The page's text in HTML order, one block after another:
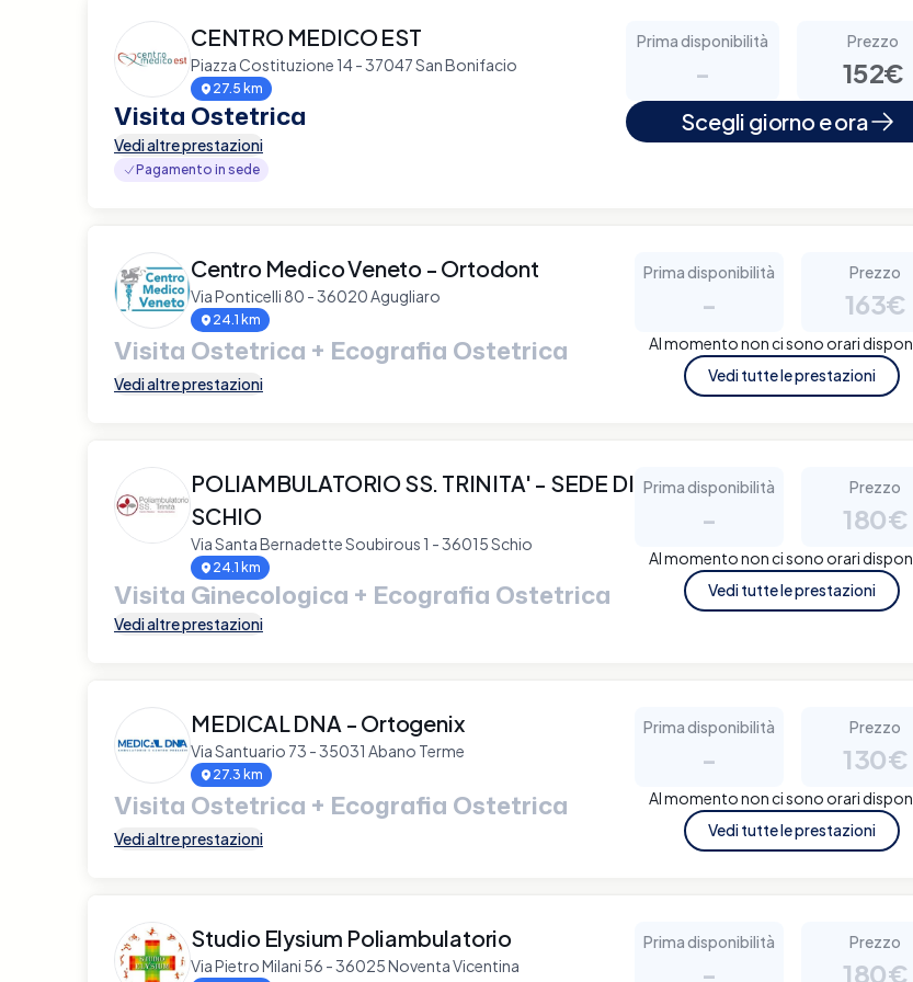
CENTRO MEDICO EST
Piazza Costituzione 14 - 37047 San Bonifacio
27.5 km
Visita Ostetrica
Vedi altre prestazioni
Pagamento in sede
Prima disponibilità
-
Prezzo
152€
Scegli giorno e ora
Centro Medico Veneto - Ortodont
Via Ponticelli 80 - 36020 Agugliaro
24.1 km
Visita Ostetrica + Ecografia Ostetrica
Vedi altre prestazioni
Prima disponibilità
-
Prezzo
163€
Al momento non ci sono orari
Vedi tutte le prestazioni
POLIAMBULATORIO SS. TRINITA' - SEDE DI
SCHIO
Via Santa Bernadette Soubirous 1 - 36015 Schio
24.1 km
Visita Ginecologica + Ecografia Ostetrica
Vedi altre prestazioni
Prima disponibilità
-
Prezzo
180€
Al momento non ci sono orari
Vedi tutte le prestazioni
MEDICAL DNA - Ortogenix
Via Santuario 73 - 35031 Abano Terme
27.3 km
Visita Ostetrica + Ecografia Ostetrica
Vedi altre prestazioni
Prima disponibilità
-
Prezzo
130€
Al momento non ci sono orari
Vedi tutte le prestazioni
Studio Elysium Poliambulatorio
Via Pietro Milani 56 - 36025 Noventa Vicentina
Prima disponibilità
-
Prezzo
180€